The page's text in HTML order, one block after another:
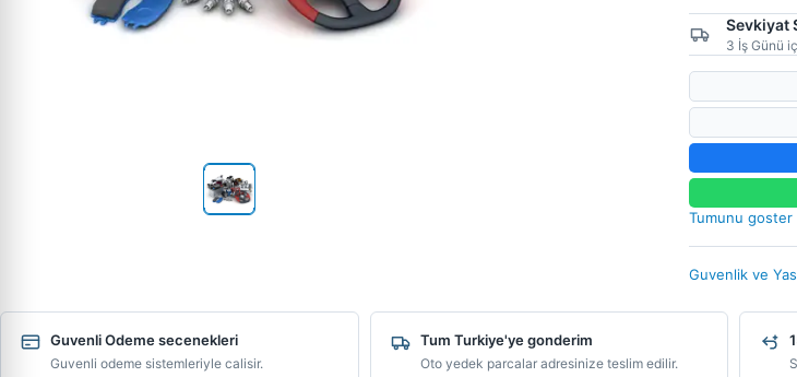
Sevkiyat
3 İş Günü
Tumunu goster
Guvenlik ve
Guvenli Odeme secenekleri
Guvenli odeme sistemleriyle calisir.
Tum Turkiye'ye gonderim
Oto yedek parcalar adresinize teslim edilir.